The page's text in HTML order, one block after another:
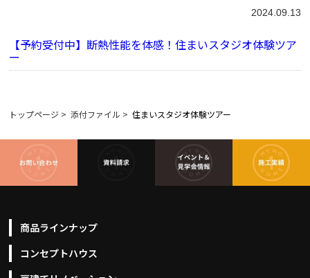
2024.09.13
【予約受付中】断熱性能を体感！住まいスタジオ体験ツア
ー
トップページ > 添付ファイル > 住まいスタジオ体験ツアー
商品ラインナップ
コンセプトハウス